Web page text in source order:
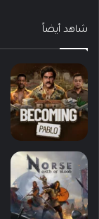
شاهد أيضاً